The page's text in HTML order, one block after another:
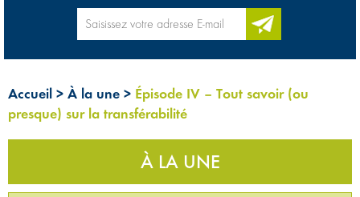
Accueil > À la une > Épisode IV – Tout savoir (ou
presque) sur la transférabilité
À LA UNE